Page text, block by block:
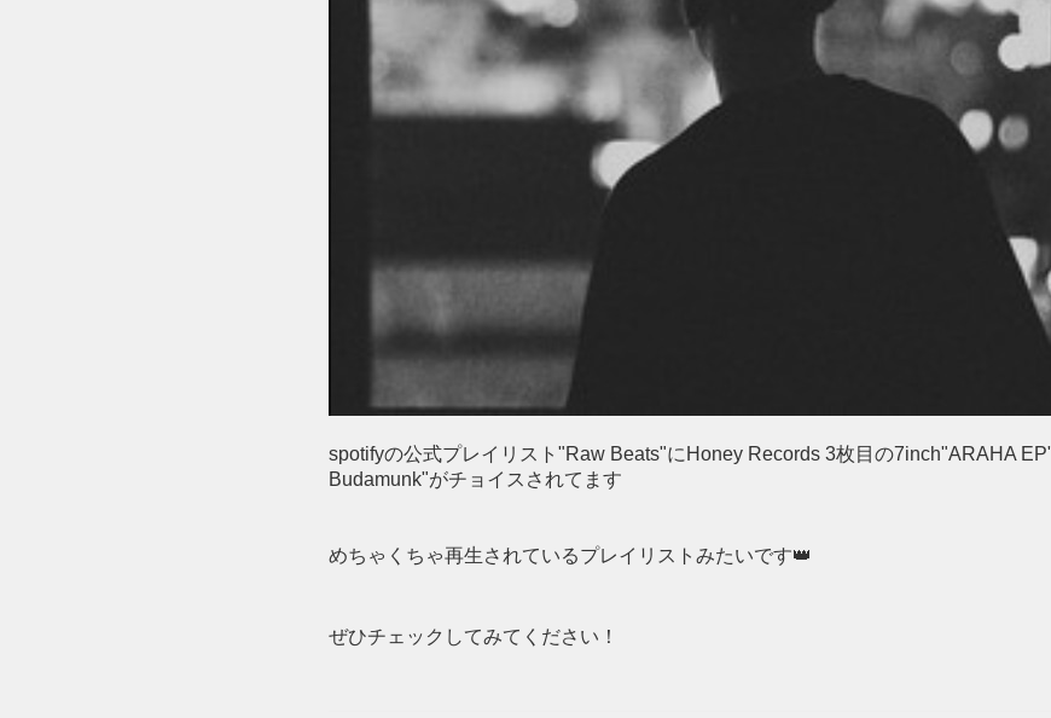
spotifyの公式プレイリスト"Raw Beats"にHoney Records 3枚目の7inch"ARAHA
Budamunk"がチョイスされてます
めちゃくちゃ再生されているプレイリストみたいです👑
ぜひチェックしてみてください！